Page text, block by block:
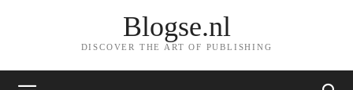
Blogse.nl
DISCOVER THE ART OF PUBLISHING